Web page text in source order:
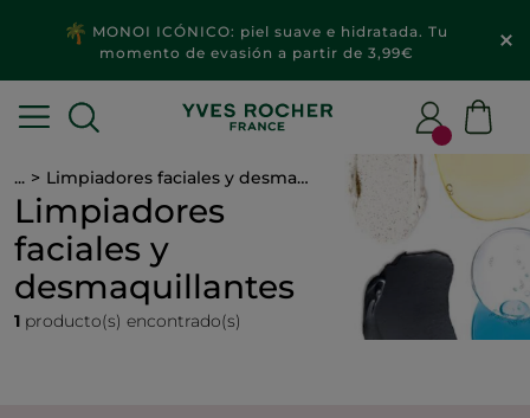
MONOI ICÓNICO: piel suave e hidratada. Tu
momento de evasión a partir de 3,99€
... Limpiadores faciales y desmaquillantes
Limpiadores
faciales y
desmaquillantes
1 producto(s) encontrado(s)